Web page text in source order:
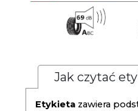
Jak czytać
Etykieta zawiera